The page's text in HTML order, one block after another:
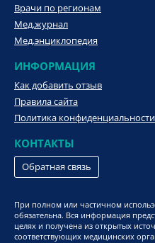
Врачи по регионам
Мед.журнал
Мед.энциклопедия
ИНФОРМАЦИЯ
Как добавить отзыв
Правила сайта
Политика конфиденциальности
КОНТАКТЫ
Обратная связь
При полном или частичном
обязательна. Вся информация
целях и получена из открытых
соответствующих медицинских